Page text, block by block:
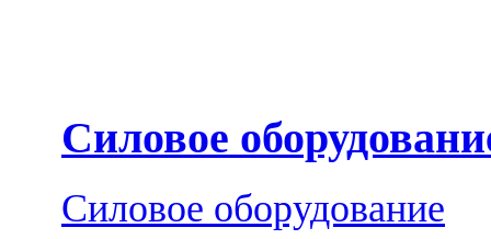
Силовое
Силовое оборудование